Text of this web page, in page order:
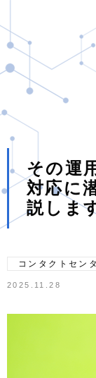
その運
対応に
説しま
コンタクトセン
2025.11.28